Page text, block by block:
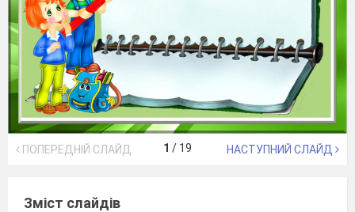
ПОПЕРЕДНІЙ СЛАЙД 1 / 19 НАСТУПНИЙ СЛАЙД
Зміст слайдів